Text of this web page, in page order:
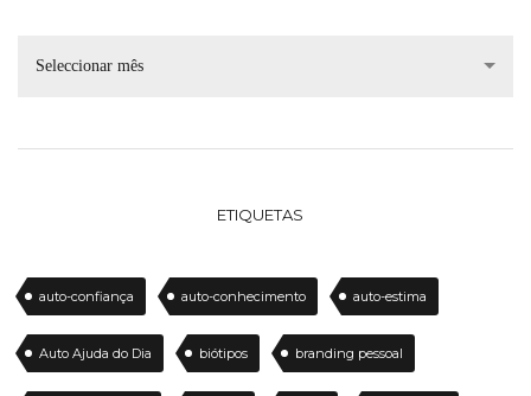
Seleccionar mês
ETIQUETAS
auto-confiança auto-conhecimento auto-estima
Auto Ajuda do Dia biótipos branding pessoal